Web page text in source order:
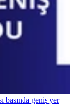
basında geniş yer